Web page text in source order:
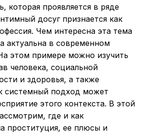
которая проявляется в ряде
досуг признается как
Чем интересна эта тема
актуальна в современном
этом примере можно изучить
человека, социальной
и здоровья, а также
системный подход может
этого контекста. В этой
где и как
проституция, ее плюсы и